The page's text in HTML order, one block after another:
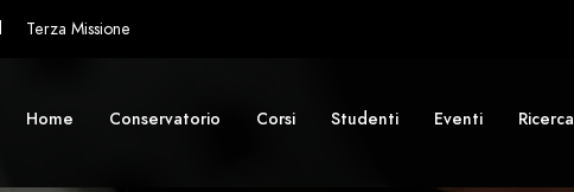
Terza Missione
Home Conservatorio Corsi Studenti Eventi Ricerca